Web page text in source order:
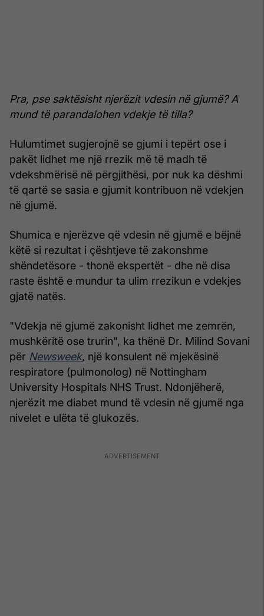
Pra, pse saktësisht njerëzit vdesin në gjumë? A
mund të parandalohen vdekje të tilla?
Hulumtimet sugjerojnë se gjumi i tepërt ose i
pakët lidhet me një rrezik më të madh të
vdekshmërisë në përgjithësi, por nuk ka dëshmi
të qartë se sasia e gjumit kontribuon në vdekjen
në gjumë.
Shumica e njerëzve që vdesin në gjumë e bëjnë
këtë si rezultat i çështjeve të zakonshme
shëndetësore - thonë ekspertët - dhe në disa
raste është e mundur ta ulim rrezikun e vdekjes
gjatë natës.
"Vdekja në gjumë zakonisht lidhet me zemrën,
mushkëritë ose trurin", ka thënë Dr. Milind Sovani
për Newsweek, një konsulent në mjekësinë
respiratore (pulmonolog) në Nottingham
University Hospitals NHS Trust. Ndonjëherë,
njerëzit me diabet mund të vdesin në gjumë nga
nivelet e ulëta të glukozës.